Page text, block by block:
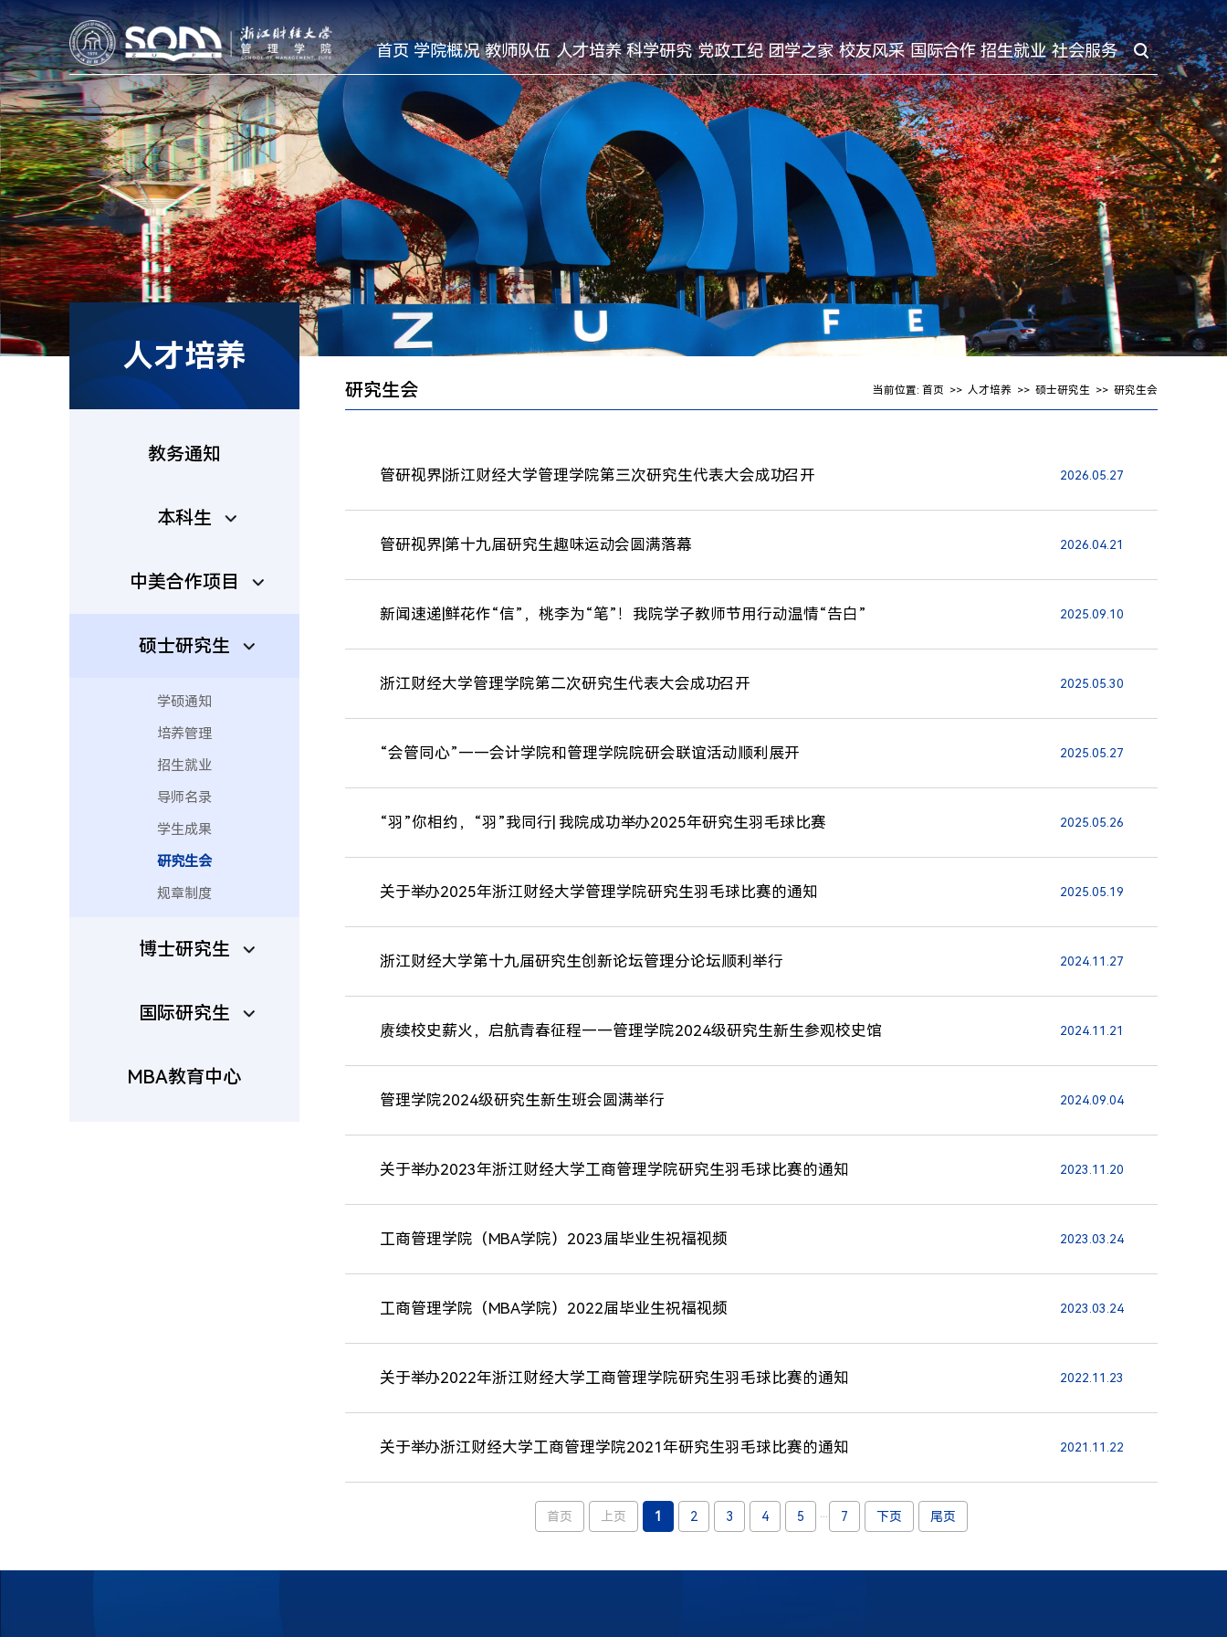
首页 学院概况 教师队伍 人才培养 科学研究 党政工纪 团学之家 校友风采 国际合作 招生就业 社会服务
人才培养
教务通知
本科生
中美合作项目
硕士研究生
学硕通知
培养管理
招生就业
导师名录
学生成果
研究生会
规章制度
博士研究生
国际研究生
MBA教育中心
研究生会 当前位置:首页 >>人才培养 >>硕士研究生 >>研究生会
管研视界|浙江财经大学管理学院第三次研究生代表大会成功召开 2026.05.27
管研视界|​第十九届研究生趣味运动会圆满落幕 2026.04.21
新闻速递|鲜花作“信”，桃李为“笔”！我院学子教师节用行动温情“告白” 2025.09.10
浙江财经大学管理学院第二次研究生代表大会成功召开 2025.05.30
“会管同心”——会计学院和管理学院院研会联谊活动顺利展开 2025.05.27
“羽”你相约，“羽”我同行| 我院成功举办2025年研究生羽毛球比赛 2025.05.26
关于举办2025年浙江财经大学管理学院研究生羽毛球比赛的通知 2025.05.19
浙江财经大学第十九届研究生创新论坛管理分论坛顺利举行 2024.11.27
赓续校史薪火，启航青春征程——管理学院2024级研究生新生参观校史馆 2024.11.21
管理学院2024级研究生新生班会圆满举行 2024.09.04
关于举办2023年浙江财经大学工商管理学院研究生羽毛球比赛的通知 2023.11.20
工商管理学院（MBA学院）2023届毕业生祝福视频 2023.03.24
工商管理学院（MBA学院）2022届毕业生祝福视频 2023.03.24
关于举办2022年浙江财经大学工商管理学院研究生羽毛球比赛的通知 2022.11.23
关于举办浙江财经大学工商管理学院2021年研究生羽毛球比赛的通知 2021.11.22
首页 上页 1 2 3 4 5 7 下页 尾页